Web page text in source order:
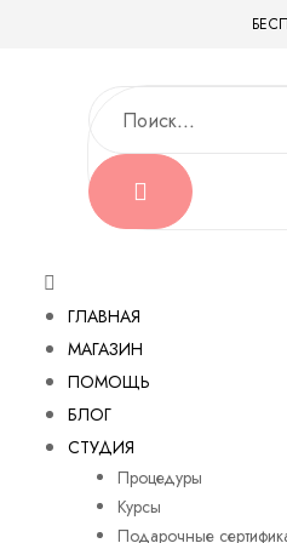
ГЛАВНАЯ
МАГАЗИН
ПОМОЩЬ
БЛОГ
СТУДИЯ
Процедуры
Курсы
Подарочные